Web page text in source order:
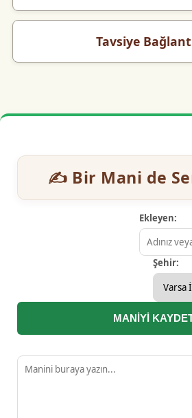
Tavsiye
✍️ Bir Mani de
Ekleyen:
Şehir:
MANİYİ